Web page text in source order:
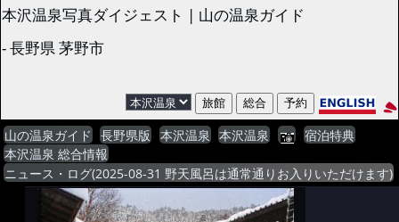
本沢温泉写真ダイジェスト | 山の温泉ガイド
- 長野県 茅野市
山の温泉ガイド 長野県版 本沢温泉 本沢温泉
宿泊特典
本沢温泉 総合情報
ニュース・ログ(2025-08-31 野天風呂は通常通りお入りいただけます)